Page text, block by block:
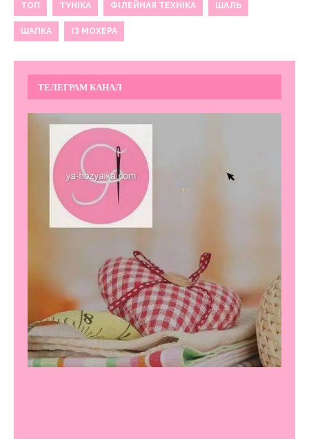
ТОП ТУНІКА ФІЛЕЙНАЯ ТЕХНІКА ШАЛЬ
ШАПКА ІЗ МОХЕРА
ТЕЛЕГРАМ КАНАЛ